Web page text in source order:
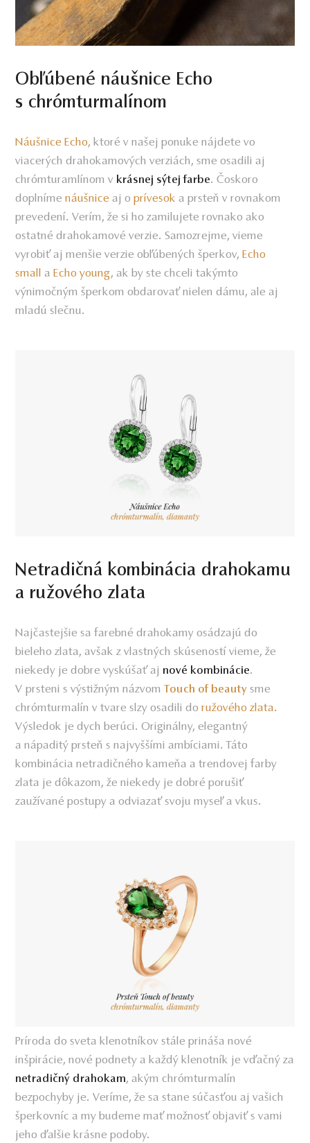
Obľúbené náušnice Echo
s chrómturmalínom
Náušnice Echo, ktoré v našej ponuke nájdete vo
viacerých drahokamových verziách, sme osadili aj
chrómturamlínom v krásnej sýtej farbe. Čoskoro
doplnímenáušnice aj oprívesok a prsteň v rovnakom
prevedení. Verím, že si ho zamilujete rovnako ako
ostatné drahokamové verzie. Samozrejme, vieme
vyrobiť aj menšie verzie obľúbených šperkov,Echo
small aEcho young, ak by ste chceli takýmto
výnimočným šperkom obdarovať nielen dámu, ale aj
mladú slečnu.
Netradičná kombinácia drahokamu
a ružového zlata
Najčastejšie sa farebné drahokamy osádzajú do
bieleho zlata, avšak z vlastných skúseností vieme, že
niekedy je dobre vyskúšať aj nové kombinácie.
V prsteni s výstižným názvomTouch of beauty sme
chrómturmalín v tvare slzy osadili do ružového zlata.
Výsledok je dych berúci. Originálny, elegantný
a nápaditý prsteň s najvyššími ambíciami. Táto
kombinácia netradičného kameňa a trendovej farby
zlata je dôkazom, že niekedy je dobré porušiť
zaužívané postupy a odviazať svoju myseľ a vkus.
Príroda do sveta klenotníkov stále prináša nové
inšpirácie, nové podnety a každý klenotník je vďačný za
netradičný drahokam, akým chrómturmalín
bezpochyby je. Veríme, že sa stane súčasťou aj vašich
šperkovníc a my budeme mať možnosť objaviť s vami
jeho ďalšie krásne podoby.